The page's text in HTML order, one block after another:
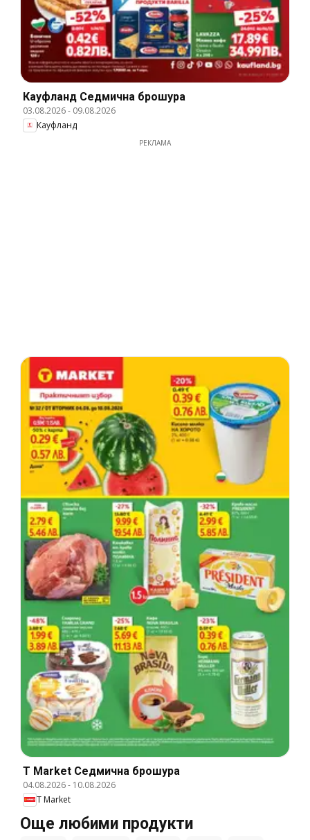
Кауфланд Cедмична брошура
03.08.2026- 09.08.2026
Кауфланд
РЕКЛАМА
T Market Cедмична брошура
04.08.2026- 10.08.2026
T Market
Още любими продукти